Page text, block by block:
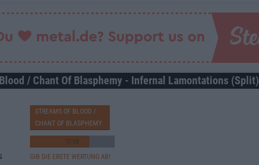
/ Chant Of Blasphemy - Infernal Lamontations (Split)
STREAMS OF BLOOD /
CHANT OF BLASPHEMY
7/10
GIB DIE ERSTE WERTUNG AB!